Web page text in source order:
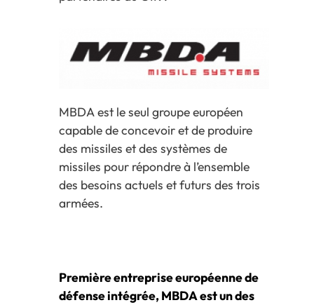
MBDA est le seul groupe européen
capable de concevoir et de produire
des missiles et des systèmes de
missiles pour répondre à l’ensemble
des besoins actuels et futurs des trois
armées.
Première entreprise européenne de
défense intégrée, MBDA est un des